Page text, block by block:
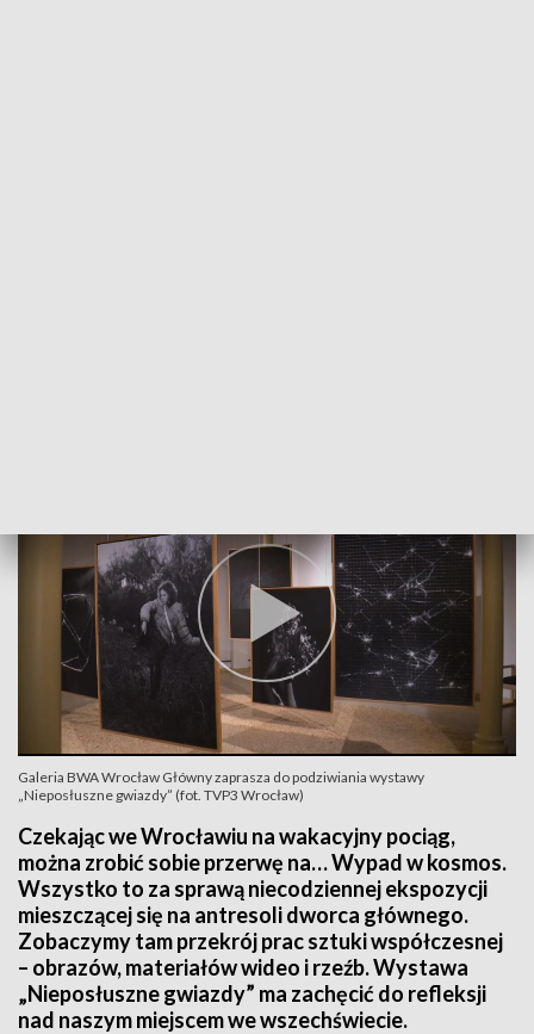
Galeria BWA Wrocław Główny zaprasza do podziwiania wystawy
„Nieposłuszne gwiazdy” (fot. TVP3 Wrocław)
Czekając we Wrocławiu na wakacyjny pociąg,
można zrobić sobie przerwę na… Wypad w kosmos.
Wszystko to za sprawą niecodziennej ekspozycji
mieszczącej się na antresoli dworca głównego.
Zobaczymy tam przekrój prac sztuki współczesnej
– obrazów, materiałów wideo i rzeźb. Wystawa
„Nieposłuszne gwiazdy” ma zachęcić do refleksji
nad naszym miejscem we wszechświecie.